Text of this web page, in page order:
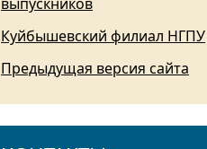
Куйбышевский филиал НГПУ
Предыдущая версия сайта